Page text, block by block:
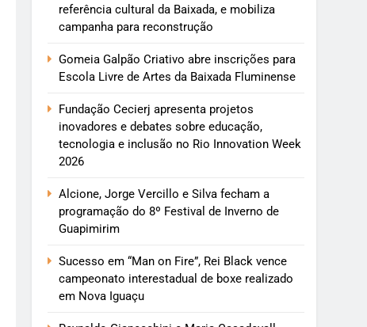
referência cultural da Baixada, e mobiliza
campanha para reconstrução
Gomeia Galpão Criativo abre inscrições para
Escola Livre de Artes da Baixada Fluminense
Fundação Cecierj apresenta projetos
inovadores e debates sobre educação,
tecnologia e inclusão no Rio Innovation Week
2026
Alcione, Jorge Vercillo e Silva fecham a
programação do 8º Festival de Inverno de
Guapimirim
Sucesso em “Man on Fire”, Rei Black vence
campeonato interestadual de boxe realizado
em Nova Iguaçu